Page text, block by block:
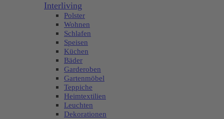
Interliving
Polster
Wohnen
Schlafen
Speisen
Küchen
Bäder
Garderoben
Gartenmöbel
Teppiche
Heimtextilien
Leuchten
Dekorationen